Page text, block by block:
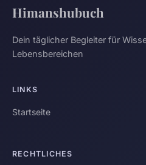
Himanshubuch
Dein täglicher Begleiter für
Lebensbereichen
LINKS
Startseite
RECHTLICHES